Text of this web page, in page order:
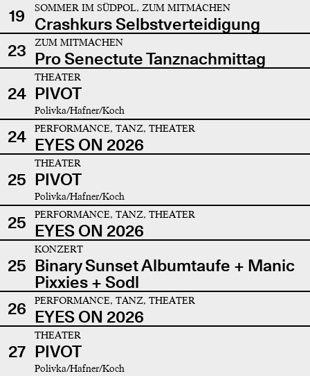
19 SOMMER IM SÜDPOL, ZUM MITMACHEN
Crashkurs Selbstverteidigung
23
ZUM MITMACHEN
Pro Senectute Tanznachmittag
24
THEATER
PIVOT
Polivka/Hafner/Koch
24 PERFORMANCE, TANZ, THEATER
EYES ON 2026
25
THEATER
PIVOT
Polivka/Hafner/Koch
25 PERFORMANCE, TANZ, THEATER
EYES ON 2026
25
KONZERT
Binary Sunset Albumtaufe + Manic
Pixxies + Sodl
26
PERFORMANCE, TANZ, THEATER
EYES ON 2026
27
THEATER
PIVOT
Polivka/Hafner/Koch